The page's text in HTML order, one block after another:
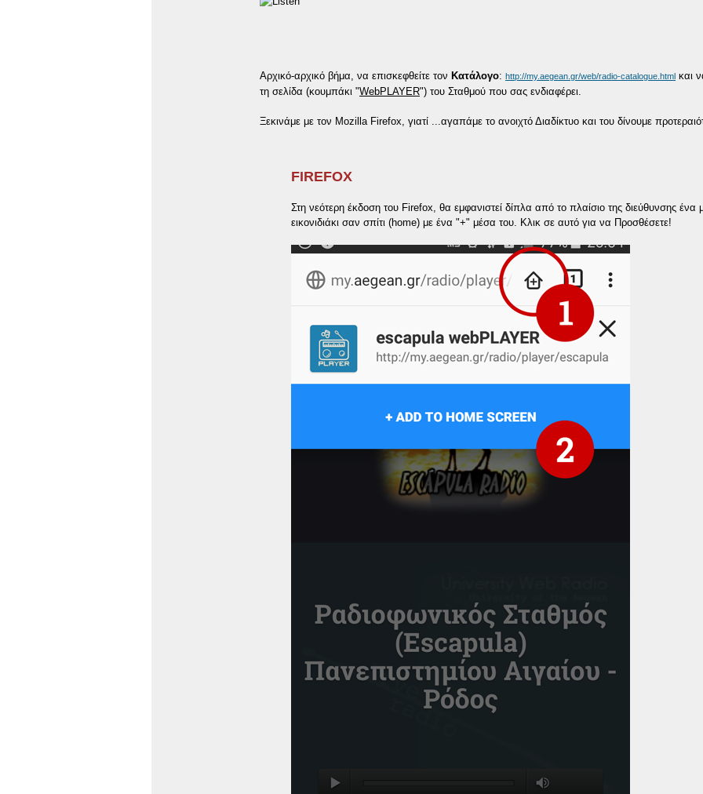
Αρχικό-αρχικό βήμα, να επισκεφθείτε τον Κατάλογο: http://my.aegean.gr/web/radio-catalogue.html και
τη σελίδα (κουμπάκι "WebPLAYER") του Σταθμού που σας ενδιαφέρει.
Ξεκινάμε με τον Mozilla Firefox, γιατί ...αγαπάμε το ανοιχτό Διαδίκτυο και του δίνουμε
FIREFOX
Στη νεότερη έκδοση του Firefox, θα εμφανιστεί δίπλα από το πλαίσιο της διεύθυνσης ένα
εικονιδιάκι σαν σπίτι (home) με ένα "+" μέσα του. Κλικ σε αυτό για να Προσθέσετε!